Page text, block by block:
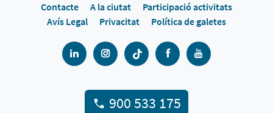
Contacte A la ciutat
Participació activitats
Avís Legal
Privacitat Política de galetes
900 533 175